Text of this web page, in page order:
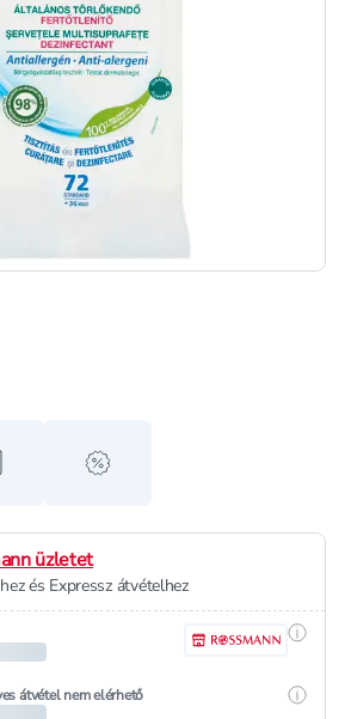
a bevásárló listához
alert when on sale
üzletet
és Expressz átvételhez
átvétel nem elérhető